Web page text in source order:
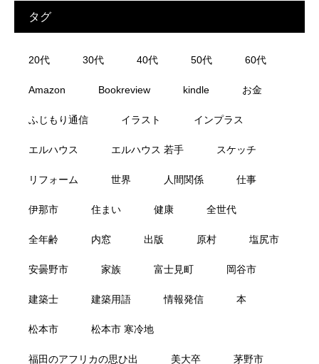
タグ
20代 30代 40代 50代 60代
Amazon Bookreview kindle お金
ふじもり通信 イラスト インプラス
エルハウス エルハウス 若手 スケッチ
リフォーム 世界 人間関係 仕事
伊那市 住まい 健康 全世代
全年齢 内窓 出版 原村 塩尻市
安曇野市 家族 富士見町 岡谷市
建築士 建築用語 情報発信 本
松本市 松本市 寒冷地
福田のアフリカの思ひ出 美大卒 茅野市